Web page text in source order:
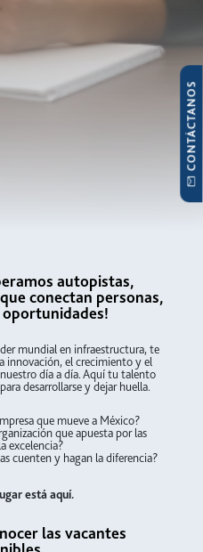
autopistas,
conectan personas,
mundial en infraestructura, te
innovación, el crecimiento y el
día a día. Aquí tu talento
desarrollarse y dejar huella.
que mueve a México?
que apuesta por las
excelencia?
cuenten y hagan la diferencia?
está aquí.
las vacantes
CONTÁCTANOS